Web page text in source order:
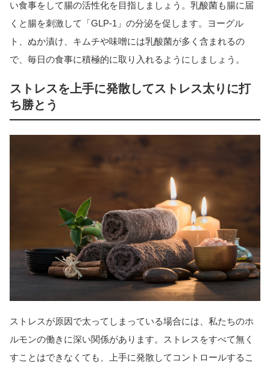
い食事をして腸の活性化を目指しましょう。乳酸菌も腸に届
くと腸を刺激して「GLP-1」の分泌を促します。ヨーグル
ト、ぬか漬け、キムチや味噌には乳酸菌が多く含まれるの
で、毎日の食事に積極的に取り入れるようにしましょう。
ストレスを上手に発散してストレス太りに打
ち勝とう
ストレスが原因で太ってしまっている場合には、私たちのホ
ルモンの働きに深い関係があります。ストレスをすべて無く
すことはできなくても、上手に発散してコントロールするこ